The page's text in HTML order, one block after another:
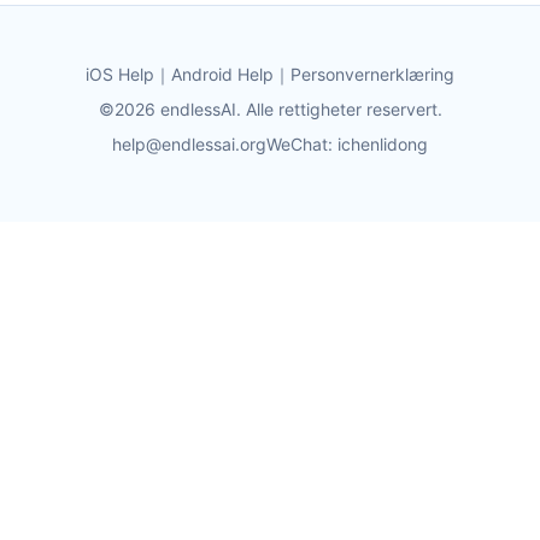
iOS Help ｜ Android Help ｜ Personvernerklæring
©2026 endlessAI. Alle rettigheter reservert.
help@endlessai.orgWeChat: ichenlidong